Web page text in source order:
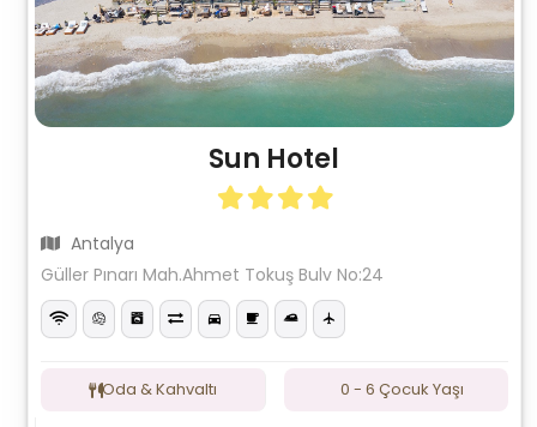
Sun Hotel
Antalya
Güller Pınarı Mah.Ahmet Tokuş Bulv No:24
Oda & Kahvaltı 0 - 6 Çocuk Yaşı